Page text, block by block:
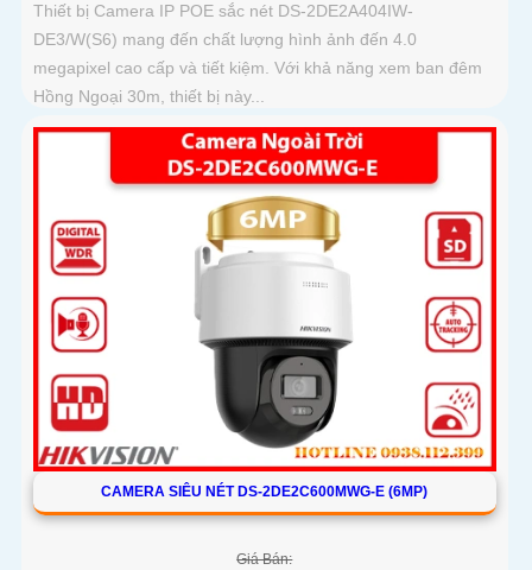
Thiết bị Camera IP POE sắc nét DS-2DE2A404IW-
DE3/W(S6) mang đến chất lượng hình ảnh đến 4.0
megapixel cao cấp và tiết kiệm. Với khả năng xem ban đêm
Hồng Ngoại 30m, thiết bị này...
CAMERA SIÊU NÉT DS-2DE2C600MWG-E (6MP)
Giá Bán: